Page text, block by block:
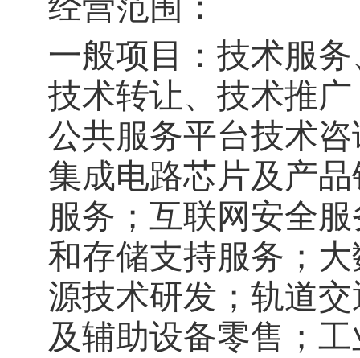
一般项目：技术服
技术转让、技术推
公共服务平台技术
集成电路芯片及产
服务；互联网安全
和存储支持服务；
源技术研发；轨道
及辅助设备零售；